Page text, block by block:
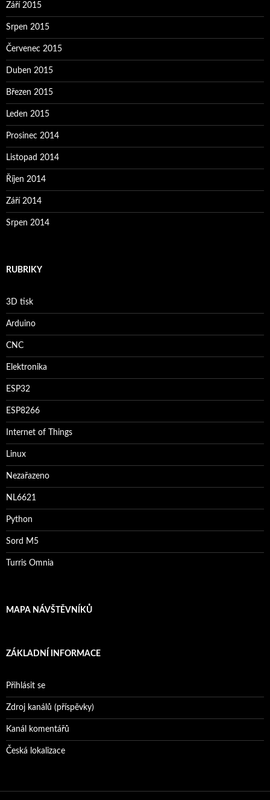
Září 2015
Srpen 2015
Červenec 2015
Duben 2015
Březen 2015
Leden 2015
Prosinec 2014
Listopad 2014
Říjen 2014
Září 2014
Srpen 2014
RUBRIKY
3D tisk
Arduino
CNC
Elektronika
ESP32
ESP8266
Internet of Things
Linux
Nezařazeno
NL6621
Python
Sord M5
Turris Omnia
MAPA NÁVŠTĚVNÍKŮ
ZÁKLADNÍ INFORMACE
Přihlásit se
Zdroj kanálů (příspěvky)
Kanál komentářů
Česká lokalizace